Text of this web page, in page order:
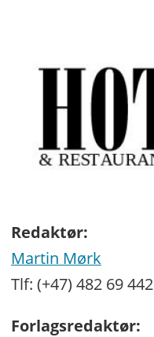
Redaktør:
Martin Mørk
Tlf: (+47) 482 69 442
Forlagsredaktør: